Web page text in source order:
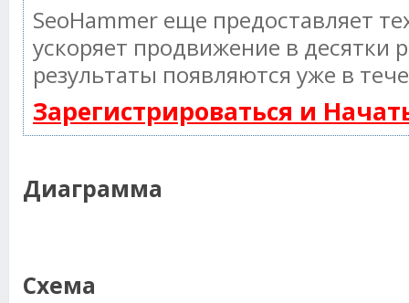
SeoHammer еще предоставляет
ускоряет продвижение в десятки
результаты появляются уже в
Зарегистрироваться и
Диаграмма
Схема